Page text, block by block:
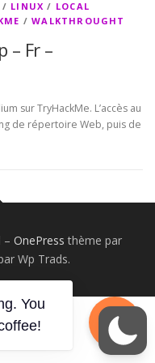
/ LINUX / LOCAL
/WALKTHROUGHT
– Fr –
sur TryHackMe. L’accès au
de répertoire Web, puis de
– OnePress thème par
Wp Trads.
You